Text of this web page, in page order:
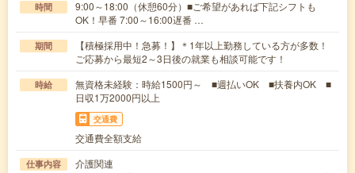
時間
9:00～18:00（休憩60分）■ご希望があれば下記シフトも
OK！早番 7:00～16:00遅番 …
期間
【積極採用中！急募！】＊1年以上勤務している方が多数！
ご応募から最短2～3日後の就業も相談可能です！
時給
無資格未経験：時給1500円～ ■週払いOK ■扶養内OK ■
日収1万2000円以上
交通費
交通費全額支給
仕事内容
介護関連